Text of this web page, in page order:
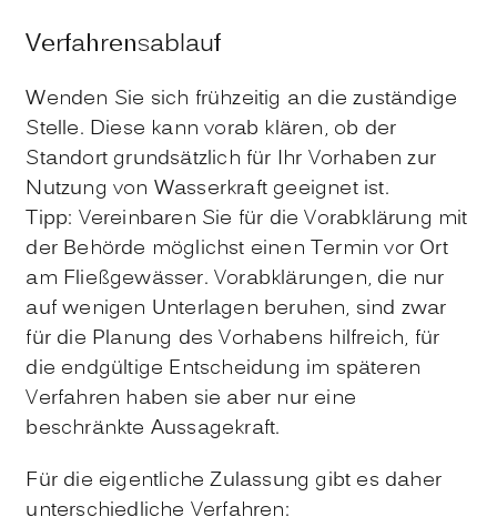
Verfahrensablauf
Wenden Sie sich frühzeitig an die zuständige
Stelle. Diese kann vorab klären, ob der
Standort grundsätzlich für Ihr Vorhaben zur
Nutzung von Wasserkraft geeignet ist.
Tipp: Vereinbaren Sie für die Vorabklärung mit
der Behörde möglichst einen Termin vor Ort
am Fließgewässer. Vorabklärungen, die nur
auf wenigen Unterlagen beruhen, sind zwar
für die Planung des Vorhabens hilfreich, für
die endgültige Entscheidung im späteren
Verfahren haben sie aber nur eine
beschränkte Aussagekraft.
Für die eigentliche Zulassung gibt es daher
unterschiedliche Verfahren: